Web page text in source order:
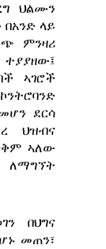
ህልሙን
ላይ
ምንዛሪ
ኣገሮች
ደርሳ
ህዝብና
ኣለው
ለማግኘት
በህግና
መጠን፣